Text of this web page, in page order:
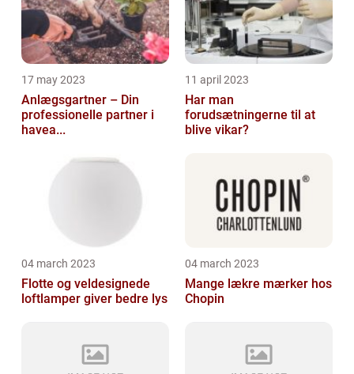
17 may 2023
Anlægsgartner – Din
professionelle partner i
havea...
11 april 2023
Har man
forudsætningerne til at
blive vikar?
04 march 2023
Flotte og veldesignede
loftlamper giver bedre lys
04 march 2023
Mange lækre mærker hos
Chopin